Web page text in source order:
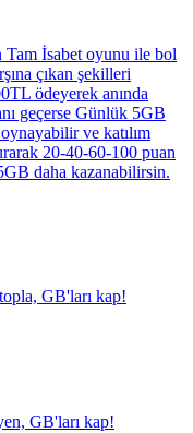
Tam İsabet oyunu ile bol
çıkan şekilleri
ödeyerek anında
geçerse Günlük 5GB
ve katılım
20-40-60-100 puan
daha kazanabilirsin.
GB'ları kap!
GB'ları kap!